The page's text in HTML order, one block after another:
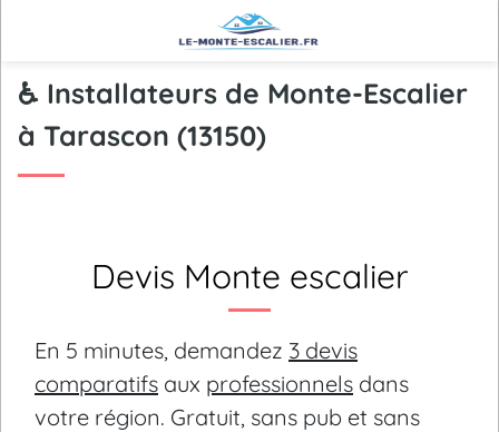
♿ Installateurs de Monte-Escalier
à Tarascon (13150)
Devis Monte escalier
En 5 minutes, demandez 3 devis
comparatifs aux professionnels dans
votre région. Gratuit, sans pub et sans